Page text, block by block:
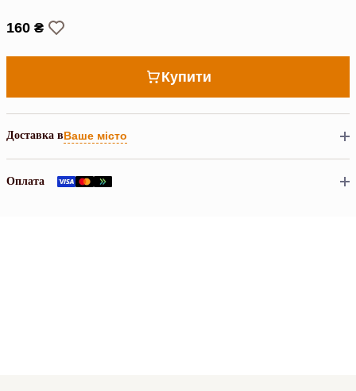
160 ₴
Купити
Доставка вВаше місто
Оплата